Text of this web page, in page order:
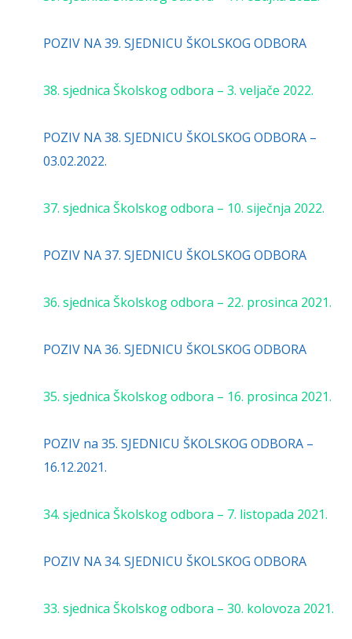
POZIV NA 39. SJEDNICU ŠKOLSKOG ODBORA
38. sjednica Školskog odbora – 3. veljače 2022.
POZIV NA 38. SJEDNICU ŠKOLSKOG ODBORA –
03.02.2022.
37. sjednica Školskog odbora – 10. siječnja 2022.
POZIV NA 37. SJEDNICU ŠKOLSKOG ODBORA
36. sjednica Školskog odbora – 22. prosinca 2021.
POZIV NA 36. SJEDNICU ŠKOLSKOG ODBORA
35. sjednica Školskog odbora – 16. prosinca 2021.
POZIV na 35. SJEDNICU ŠKOLSKOG ODBORA –
16.12.2021.
34. sjednica Školskog odbora – 7. listopada 2021.
POZIV NA 34. SJEDNICU ŠKOLSKOG ODBORA
33. sjednica Školskog odbora – 30. kolovoza 2021.